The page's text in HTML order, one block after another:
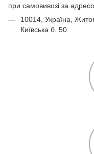
при самовивозі за
10014, Україна,
Київська б. 50